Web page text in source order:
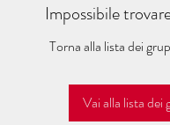
Impossibile
Torna alla lista dei
Vai alla lista dei